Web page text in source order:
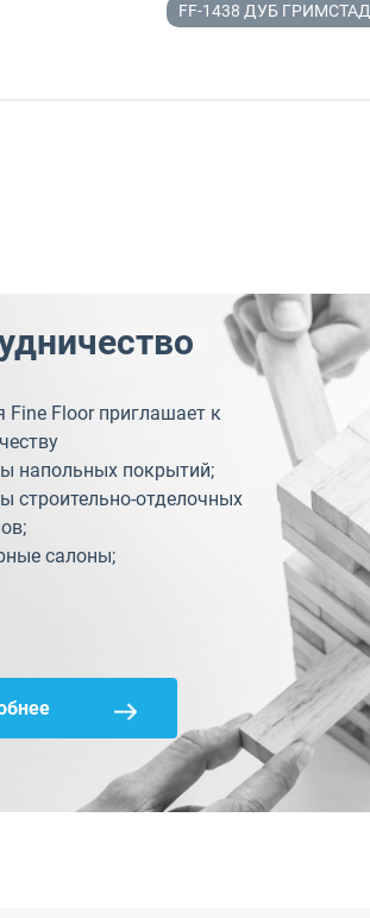
FF-1438 ДУБ ГРИМСТАД
Fine Floor приглашает к
напольных покрытий;
строительно-отделочных
салоны;